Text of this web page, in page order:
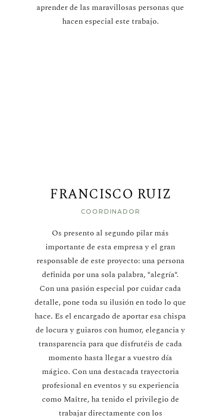
aprender de las maravillosas personas que
hacen especial este trabajo.
FRANCISCO RUIZ
COORDINADOR
Os presento al segundo pilar más
importante de esta empresa y el gran
responsable de este proyecto: una persona
definida por una sola palabra, *alegría*.
Con una pasión especial por cuidar cada
detalle, pone toda su ilusión en todo lo que
hace. Es el encargado de aportar esa chispa
de locura y guiaros con humor, elegancia y
transparencia para que disfrutéis de cada
momento hasta llegar a vuestro día
mágico. Con una destacada trayectoria
profesional en eventos y su experiencia
como Maître, ha tenido el privilegio de
trabajar directamente con los